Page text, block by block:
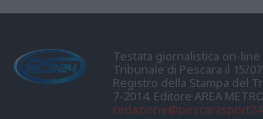
Testata giornalistica on-
Tribunale di Pescara il 15/
Registro della Stampa del
7-2014. Editore AREA